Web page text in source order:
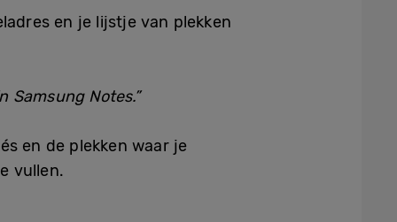
en je lijstje van plekken
Samsung Notes.”
en de plekken waar je
vullen.